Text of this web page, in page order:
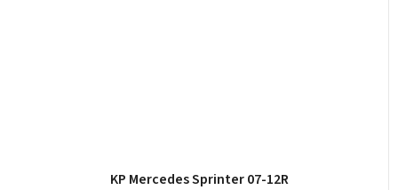
KP Mercedes Sprinter 07-12R